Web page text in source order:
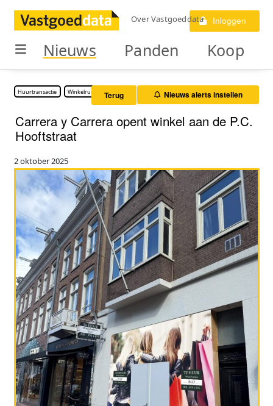
Over Vastgoeddata Inloggen
Nieuws Panden Koop
Huurtransactie Winkelruimte Terug Nieuws alerts instellen
Carrera y Carrera opent winkel aan de P.C.
Hooftstraat
2 oktober 2025